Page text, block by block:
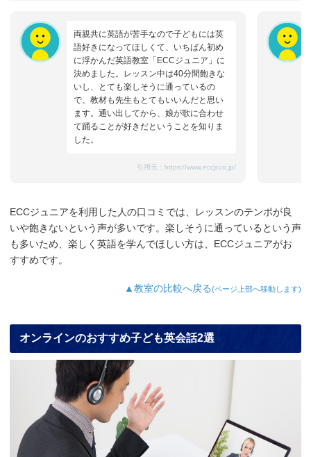
両親共に英語が苦手なので子どもには英
語好きになってほしくて、いちばん初め
に浮かんだ英語教室「ECCジュニア」に
決めました。レッスン中は40分間飽きな
いし、とても楽しそうに通っているの
で、教材も先生もとてもいいんだと思い
ます。通い出してから、娘が歌に合わせ
て踊ることが好きだということを知りま
した。
引用元： https://www.eccjr.co.jp/
ECCジュニアを利用した人の口コミでは、レッスンのテンポが良
いや飽きないという声が多いです。楽しそうに通っているという声
も多いため、楽しく英語を学んでほしい方は、ECCジュニアがお
すすめです。
▲教室の比較へ戻る(ページ上部へ移動します)
オンラインのおすすめ子ども英会話2選